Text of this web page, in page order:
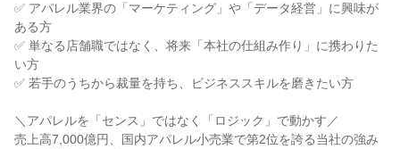
✅ アパレル業界の「マーケティング」や「データ経営」に興味が
ある方
✅ 単なる店舗職ではなく、将来「本社の仕組み作り」に携わりた
い方
✅ 若手のうちから裁量を持ち、ビジネススキルを磨きたい方
＼アパレルを「センス」ではなく「ロジック」で動かす／
売上高7,000億円、国内アパレル小売業で第2位を誇る当社の強み